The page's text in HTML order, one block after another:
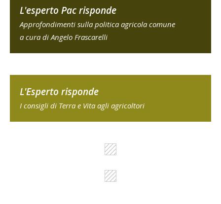
L'esperto Pac risponde
Approfondimenti sulla politica agricola comune
a cura di Angelo Frascarelli
L'Esperto risponde
I consigli di Terra e Vita agli agricoltori